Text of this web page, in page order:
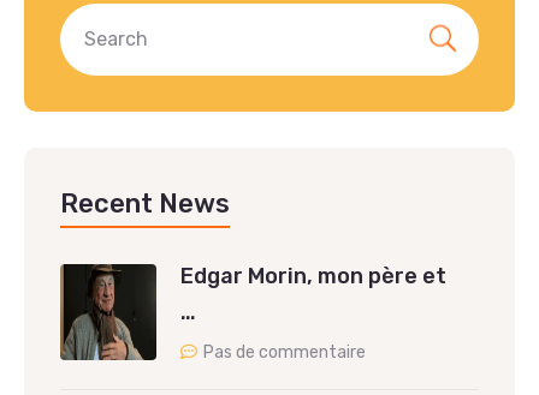
Recent News
Edgar Morin, mon père et
…
Pas de commentaire